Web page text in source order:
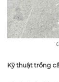
Kỹ thuật trồng